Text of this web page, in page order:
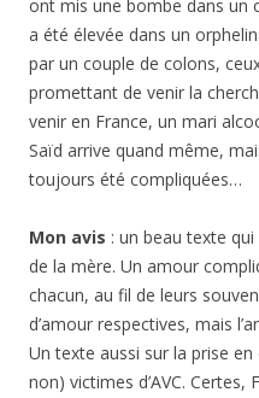
ont mis une bombe dans un
a été élevée dans un
par un couple de colons,
promettant de venir la
venir en France, un mari
Saïd arrive quand même,
toujours été compliquées…
Mon avis : un beau texte
de la mère. Un amour
chacun, au fil de leurs
d’amour respectives, mais
Un texte aussi sur la prise
non) victimes d’AVC.